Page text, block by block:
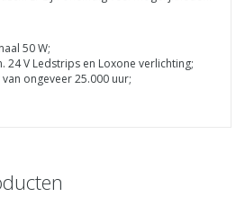
50 W;
24 V Ledstrips en Loxone verlichting;
ongeveer 25.000 uur;